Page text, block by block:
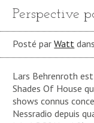
Perspective
Posté parWatt
Lars Behrenroth
Shades Of House
shows connus
Nessradio depuis